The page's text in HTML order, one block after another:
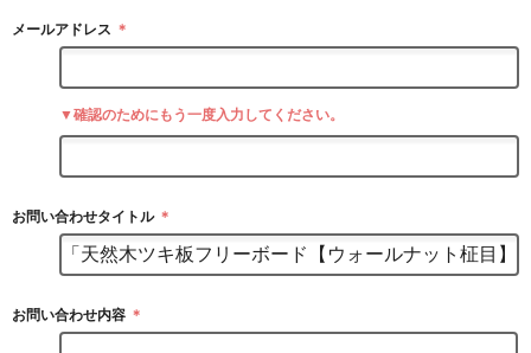
メールアドレス ＊
▼確認のためにもう一度入力してください。
お問い合わせタイトル ＊
お問い合わせ内容 ＊